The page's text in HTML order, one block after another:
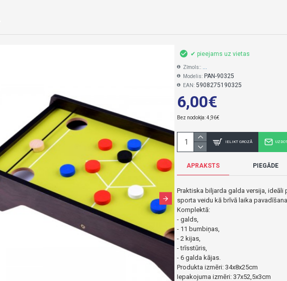
6,00€
Bez nodokļa: 4,96€
✔ pieejams uz vietas
Zīmols:: ...
Modelis: PAN-90325
EAN: 5908275190325
IELIKT GROZĀ
APRAKSTS PIEGĀDE
Praktiska biljarda galda versija,
sporta veidu kā brīvā laika
Komplektā:
- galds,
- 11 bumbiņas,
- 2 kijas,
- trīsstūris,
- 6 galda kājas.
Produkta izmēri: 34x8x25cm
Iepakojuma izmēri: 37x52,5x3cm